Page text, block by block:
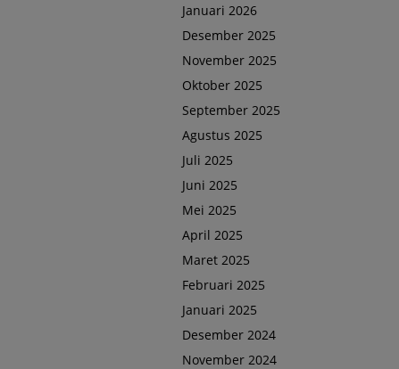
Januari 2026
Desember 2025
November 2025
Oktober 2025
September 2025
Agustus 2025
Juli 2025
Juni 2025
Mei 2025
April 2025
Maret 2025
Februari 2025
Januari 2025
Desember 2024
November 2024